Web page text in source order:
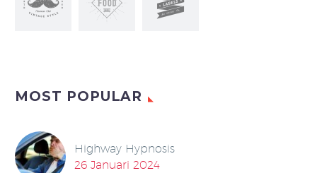
MOST POPULAR
Highway Hypnosis
26 Januari 2024